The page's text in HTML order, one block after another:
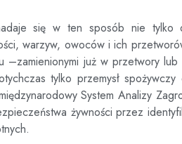
się w ten sposób nie tylko
warzyw, owoców i ich
już w przetwory lub
tylko przemysł
System Analizy
żywności przez